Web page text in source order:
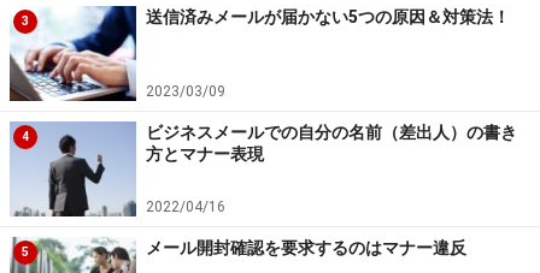
3 送信済みメールが届かない5つの原因＆対策法！
2023/03/09
4
ビジネスメールでの自分の名前（差出人）の書き
方とマナー表現
2022/04/16
5 メール開封確認を要求するのはマナー違反